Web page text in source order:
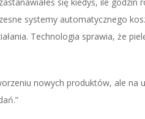
systemy automatycznego
Technologia sprawia, że
nowych produktów, ale na